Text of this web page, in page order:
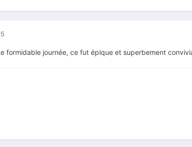
formidable journée, ce fut épique et superbement